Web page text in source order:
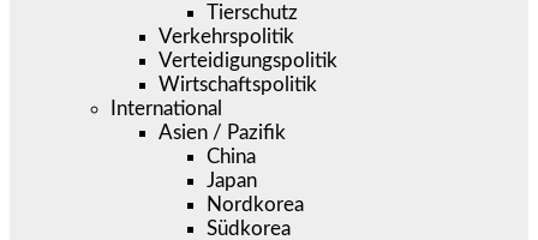
Tierschutz
Verkehrspolitik
Verteidigungspolitik
Wirtschaftspolitik
International
Asien / Pazifik
China
Japan
Nordkorea
Südkorea